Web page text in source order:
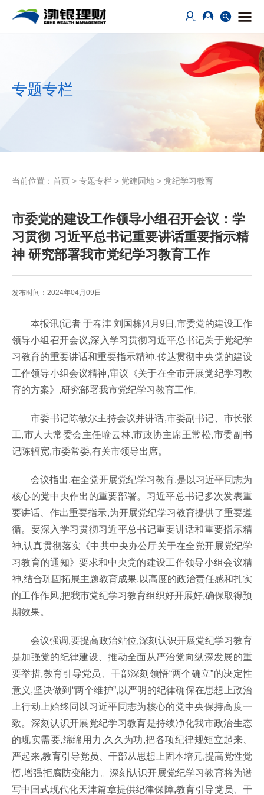
专题专栏
当前位置： 首页 > 专题专栏 > 党建园地 > 党纪学习教育
市委党的建设工作领导小组召开会议：学
习贯彻 习近平总书记重要讲话重要指示精
神 研究部署我市党纪学习教育工作
发布时间：2024年04月09日
本报讯(记者 于春沣 刘国栋)4月9日,市委党的建设工作
领导小组召开会议,深入学习贯彻习近平总书记关于党纪学
习教育的重要讲话和重要指示精神,传达贯彻中央党的建设
工作领导小组会议精神,审议《关于在全市开展党纪学习教
育的方案》,研究部署我市党纪学习教育工作。
市委书记陈敏尔主持会议并讲话,市委副书记、市长张
工,市人大常委会主任喻云林,市政协主席王常松,市委副书
记陈辐宽,市委常委,有关市领导出席。
会议指出,在全党开展党纪学习教育,是以习近平同志为
核心的党中央作出的重要部署。习近平总书记多次发表重
要讲话、作出重要指示,为开展党纪学习教育提供了重要遵
循。要深入学习贯彻习近平总书记重要讲话和重要指示精
神,认真贯彻落实《中共中央办公厅关于在全党开展党纪学
习教育的通知》要求和中央党的建设工作领导小组会议精
神,结合巩固拓展主题教育成果,以高度的政治责任感和扎实
的工作作风,把我市党纪学习教育组织好开展好,确保取得预
期效果。
会议强调,要提高政治站位,深刻认识开展党纪学习教育
是加强党的纪律建设、推动全面从严治党向纵深发展的重
要举措,教育引导党员、干部深刻领悟“两个确立”的决定性
意义,坚决做到“两个维护”,以严明的纪律确保在思想上政治
上行动上始终同以习近平同志为核心的党中央保持高度一
致。深刻认识开展党纪学习教育是持续净化我市政治生态
的现实需要,绵绵用力,久久为功,把各项纪律规矩立起来、
严起来,教育引导党员、干部从思想上固本培元,提高党性觉
悟,增强拒腐防变能力。深刻认识开展党纪学习教育将为谱
写中国式现代化天津篇章提供纪律保障,教育引导党员、干